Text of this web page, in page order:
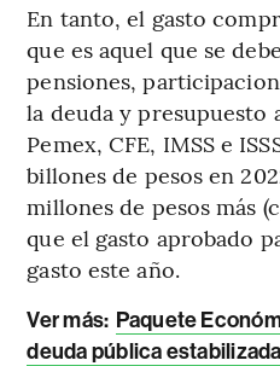
En tanto, el gasto
que es aquel que se
pensiones,
la deuda y presupuesto
Pemex, CFE, IMSS e
billones de pesos en
millones de pesos más
que el gasto aprobado
gasto este año.
Ver más: Paquete
deuda pública